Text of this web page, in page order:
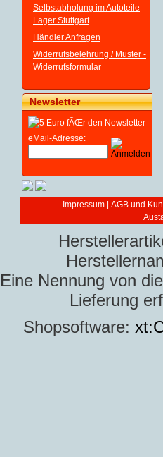
Selbstabholung im Autoteile
Lager Stuttgart
Händler Anfragen
Widerrufsbelehrung / Muster -
Widerrufsformular
Newsletter
eMail-Adresse:
Impressum AGB und
Eine Nennung von
Lieferung
Shopsoftware: